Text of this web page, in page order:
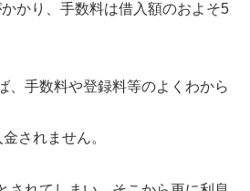
かり、手数料は借入額のおよそ5
、手数料や登録料等のよくわから
されません。